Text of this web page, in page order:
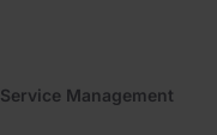
Service Management